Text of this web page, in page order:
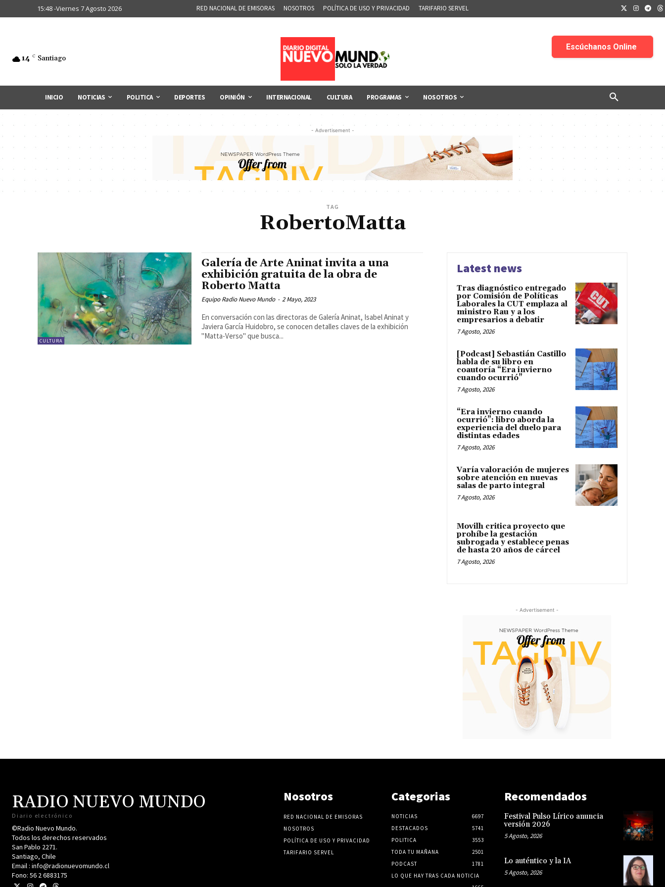
15:48 -Viernes 7 Agosto 2026 RED NACIONAL DE EMISORAS NOSOTROS POLÍTICA DE USO Y PRIVACIDAD TARIFARIO SERVEL
14 C Santiago
INICIO NOTICIAS POLITICA DEPORTES OPINIÓN INTERNACIONAL CULTURA PROGRAMAS NOSOTROS
- Advertisement -
TAG
RobertoMatta
CULTURA
Galería de Arte Aninat invita a una
exhibición gratuita de la obra de
Roberto Matta
Equipo Radio Nuevo Mundo - 2 Mayo, 2023
En conversación con las directoras de Galería Aninat, Isabel Aninat y
Javiera García Huidobro, se conocen detalles claves de la exhibición
"Matta-Verso" que busca...
Latest news
Tras diagnóstico entregado
por Comisión de Políticas
Laborales la CUT emplaza al
ministro Rau y a los
empresarios a debatir
7 Agosto, 2026
[Podcast] Sebastián Castillo
habla de su libro en
coautoría “Era invierno
cuando ocurrió”
7 Agosto, 2026
“Era invierno cuando
ocurrió”: libro aborda la
experiencia del duelo para
distintas edades
7 Agosto, 2026
Varía valoración de mujeres
sobre atención en nuevas
salas de parto integral
7 Agosto, 2026
Movilh critica proyecto que
prohíbe la gestación
subrogada y establece penas
de hasta 20 años de cárcel
7 Agosto, 2026
- Advertisement -
RADIO NUEVO MUNDO
Diario electrónico
©Radio Nuevo Mundo.
Todos los derechos reservados
San Pablo 2271.
Santiago, Chile
Email : info@radionuevomundo.cl
Fono: 56 2 6883175
Nosotros
RED NACIONAL DE EMISORAS
NOSOTROS
POLÍTICA DE USO Y PRIVACIDAD
TARIFARIO SERVEL
Categorias
NOTICIAS
6697
DESTACADOS
5741
POLITICA
3553
TODA TU MAÑANA
2501
PODCAST
1781
LO QUE HAY TRAS CADA NOTICIA
Recomendados
Festival Pulso Lírico anuncia
versión 2026
5 Agosto, 2026
Lo auténtico y la IA
5 Agosto, 2026